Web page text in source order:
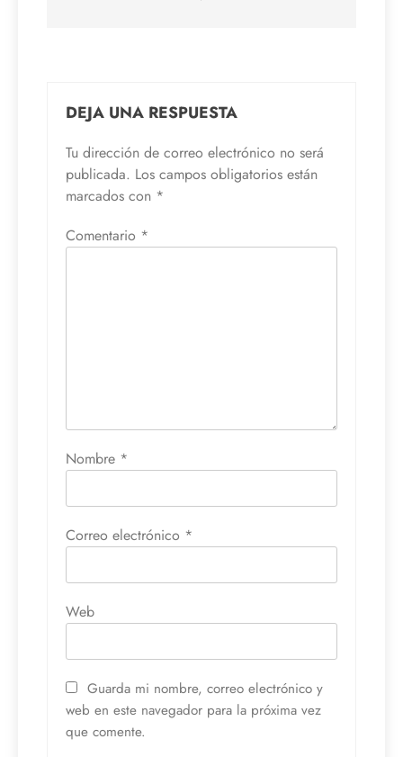
DEJA UNA RESPUESTA
Tu dirección de correo electrónico no será
publicada. Los campos obligatorios están
marcados con *
Comentario *
Nombre *
Correo electrónico *
Web
Guarda mi nombre, correo electrónico y
web en este navegador para la próxima vez
que comente.